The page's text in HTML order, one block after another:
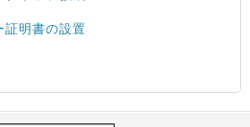
証明書の設置